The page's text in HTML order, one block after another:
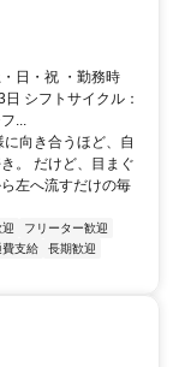
日・祝 ・勤務時
シフトサイクル：
...
向き合うほど、自
。 だけど、目まぐ
左へ流すだけの毎
フリーター歓迎
費支給
長期歓迎